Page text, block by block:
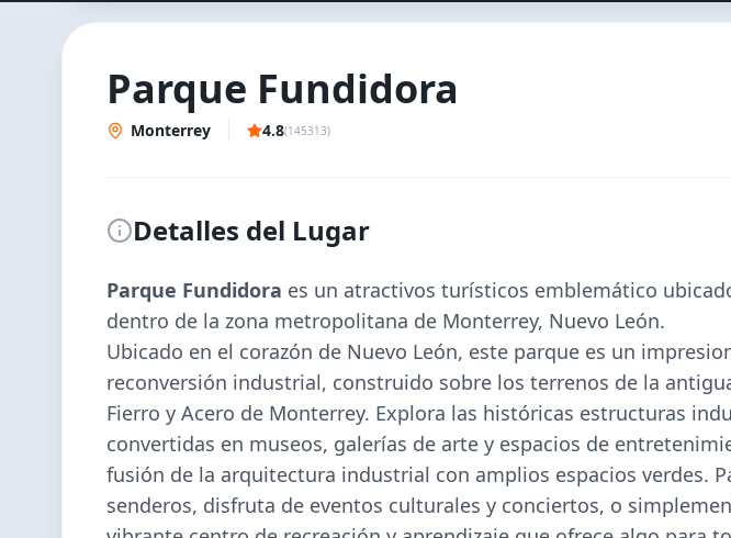
Parque Fundidora
Monterrey 4.8(145313)
Detalles del Lugar
Parque Fundidora es un atractivos turísticos emblemático
dentro de la zona metropolitana de Monterrey, Nuevo León.
Ubicado en el corazón de Nuevo León, este parque es un
reconversión industrial, construido sobre los terrenos de la
Fierro y Acero de Monterrey. Explora las históricas estructuras
convertidas en museos, galerías de arte y espacios de
fusión de la arquitectura industrial con amplios espacios verdes.
senderos, disfruta de eventos culturales y conciertos, o